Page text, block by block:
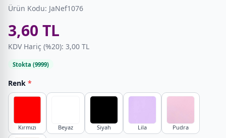
Ürün Kodu: JaNef1076
3,60 TL
KDV Hariç (%20): 3,00 TL
Stokta (9999)
Renk *
Kırmızı Beyaz Siyah Lila Pudra